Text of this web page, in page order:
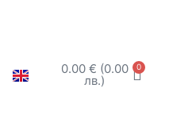
0.00 € (0.00
лв.)
0